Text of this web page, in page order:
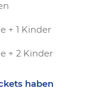
+ 1 Kinder
+ 2 Kinder
haben